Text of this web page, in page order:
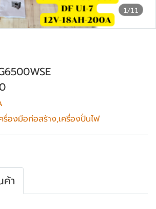
1/11
รื่องมือก่อสร้าง,เครื่องปั่นไฟ
ค้า